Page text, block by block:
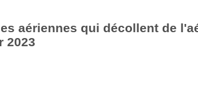
aériennes qui décollent de
2023